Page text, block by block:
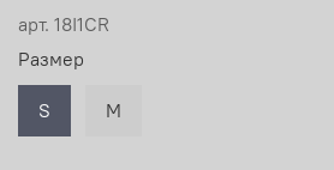
арт. 18I1CR
Размер
S M